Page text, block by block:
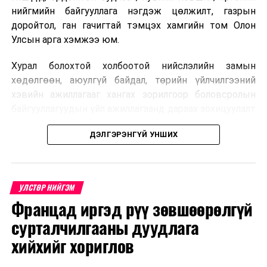
тааруу учир залуу эмч, мэргэжилтнүүд очихгүй байна.
Цалин бага учраас эрүүл мэндийн салбарт ажиллагчид
банкны зээлийн шаардлага хангахгүй байна зэрэг
асуудлыг хөндлөө.
Ерөнхий сайд Г.Занданшатар эрүүл мэндийн
нийгмийн байгууллага нэгдэж цөлжилт, газрын
доройтол, ган гачигтай тэмцэх хамгийн том Олон
Улсын арга хэмжээ юм.
Хурал болохтой холбоотой нийслэлийн замын
хөдөлгөөн, аюулгүй байдал, төрийн үйлчилгээний
хэвийн ажиллагааг хангах зорилгоор боловсролын
хэрэгжүүлэхээр болжээ .
2026 оны 8 дугаар сарын 10–23-ны өдрүүдэд
E-Mongolia системээр бүртгэнэ.
Нэгдүгээр ангийн элсэлт
2026 оны 8 дугаар сарын 17–28-ны өдрүүдэд
E-Mongolia системээр бүртгэнэ.
ДЭЛГЭРЭНГҮЙ УНШИХ
УЛСТӨР НИЙГЭМ
Францад иргэд рүү зөвшөөрөлгүй
сурталчилгааны дуудлага
хийхийг хориглов